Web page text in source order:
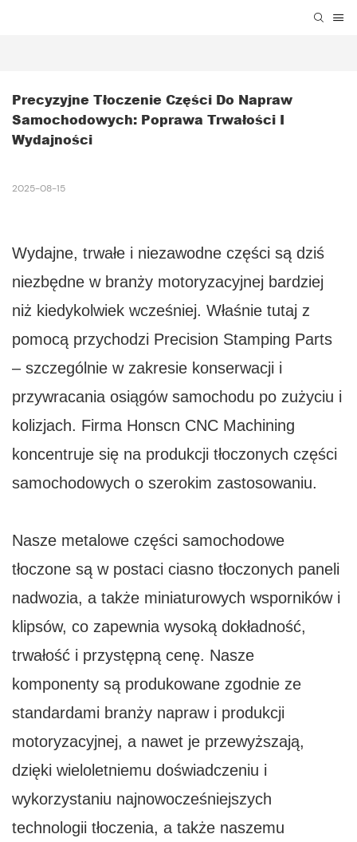
Precyzyjne Tłoczenie Części Do Napraw
Samochodowych: Poprawa Trwałości I
Wydajności
2025-08-15
Wydajne, trwałe i niezawodne części są dziś
niezbędne w branży motoryzacyjnej bardziej
niż kiedykolwiek wcześniej. Właśnie tutaj z
pomocą przychodzi Precision Stamping Parts
– szczególnie w zakresie konserwacji i
przywracania osiągów samochodu po zużyciu i
kolizjach. Firma Honscn CNC Machining
koncentruje się na produkcji tłoczonych części
samochodowych o szerokim zastosowaniu.
Nasze metalowe części samochodowe
tłoczone są w postaci ciasno tłoczonych paneli
nadwozia, a także miniaturowych wsporników i
klipsów, co zapewnia wysoką dokładność,
trwałość i przystępną cenę. Nasze
komponenty są produkowane zgodnie ze
standardami branży napraw i produkcji
motoryzacyjnej, a nawet je przewyższają,
dzięki wieloletniemu doświadczeniu i
wykorzystaniu najnowocześniejszych
technologii tłoczenia, a także naszemu